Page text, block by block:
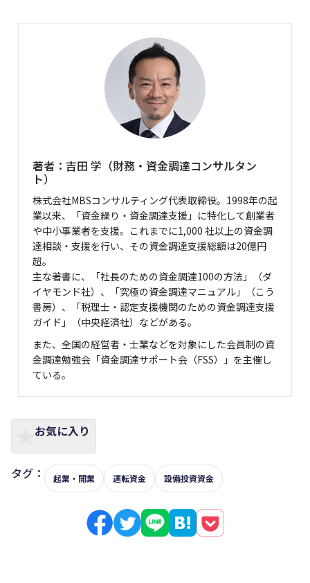
著者：吉田 学（財務・資金調達コンサルタン
ト）
株式会社MBSコンサルティング代表取締役。1998年の起
業以来、「資金繰り・資金調達支援」に特化して創業者
や中小事業者を支援。これまでに1,000 社以上の資金調
達相談・支援を行い、その資金調達支援総額は20億円
超。
主な著書に、「社長のための資金調達100の方法」（ダ
イヤモンド社）、「究極の資金調達マニュアル」（こう
書房）、「税理士・認定支援機関のための資金調達支援
ガイド」（中央経済社）などがある。
また、全国の経営者・士業などを対象にした会員制の資
金調達勉強会「資金調達サポート会（FSS）」を主催し
ている。
お気に入り
タグ： 起業・開業 運転資金 設備投資資金